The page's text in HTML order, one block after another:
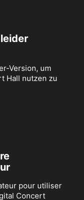
Version, um
Hall nutzen zu
pour utiliser
Concert